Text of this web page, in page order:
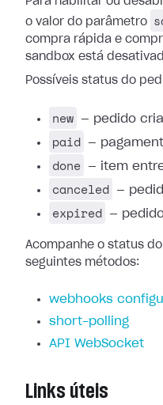
o valor do parâmetro
compra rápida e
sandbox está
Possíveis status do
new — pedido
paid —
done — item
canceled —
expired —
Acompanhe o status
seguintes métodos:
webhooks
short-polling
API WebSocket
Links úteis